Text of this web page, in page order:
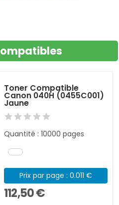
Toner Compatible
Canon 040H (0455C001)
Jaune
Quantité : 10000 pages
Prix par page : 0.011 €
112,50 €